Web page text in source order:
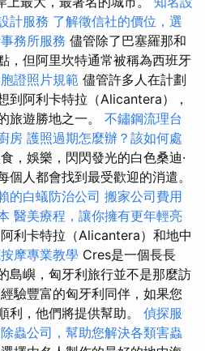
計服務 了解徵信社的價位，選
務所服務 儘管除了巴塞羅那和
，但阿里坎特通常被稱為西班牙
證照片規範 儘管許多人在計劃
到阿利卡特拉（Alicantera），
旅遊勝地之一。 不鏽鋼流理台
房 護照過期怎麼辦？該如何處
，娛樂，閃閃發光的白色桑迪·
人都會找到最受歡迎的消遣。
的白蟻防治公司 搬家公司費用
醫美療程，讓你擁有更年輕亮
利卡特拉（Alicantera）和地中
摩專業教學 Cres是一個長長
島嶼，匈牙利旅行並不是那麼訪
驗豐富的匈牙利同伴，如果您
利，他們將提供幫助。 偵探服
蟲公司，幫助您解決各類害蟲